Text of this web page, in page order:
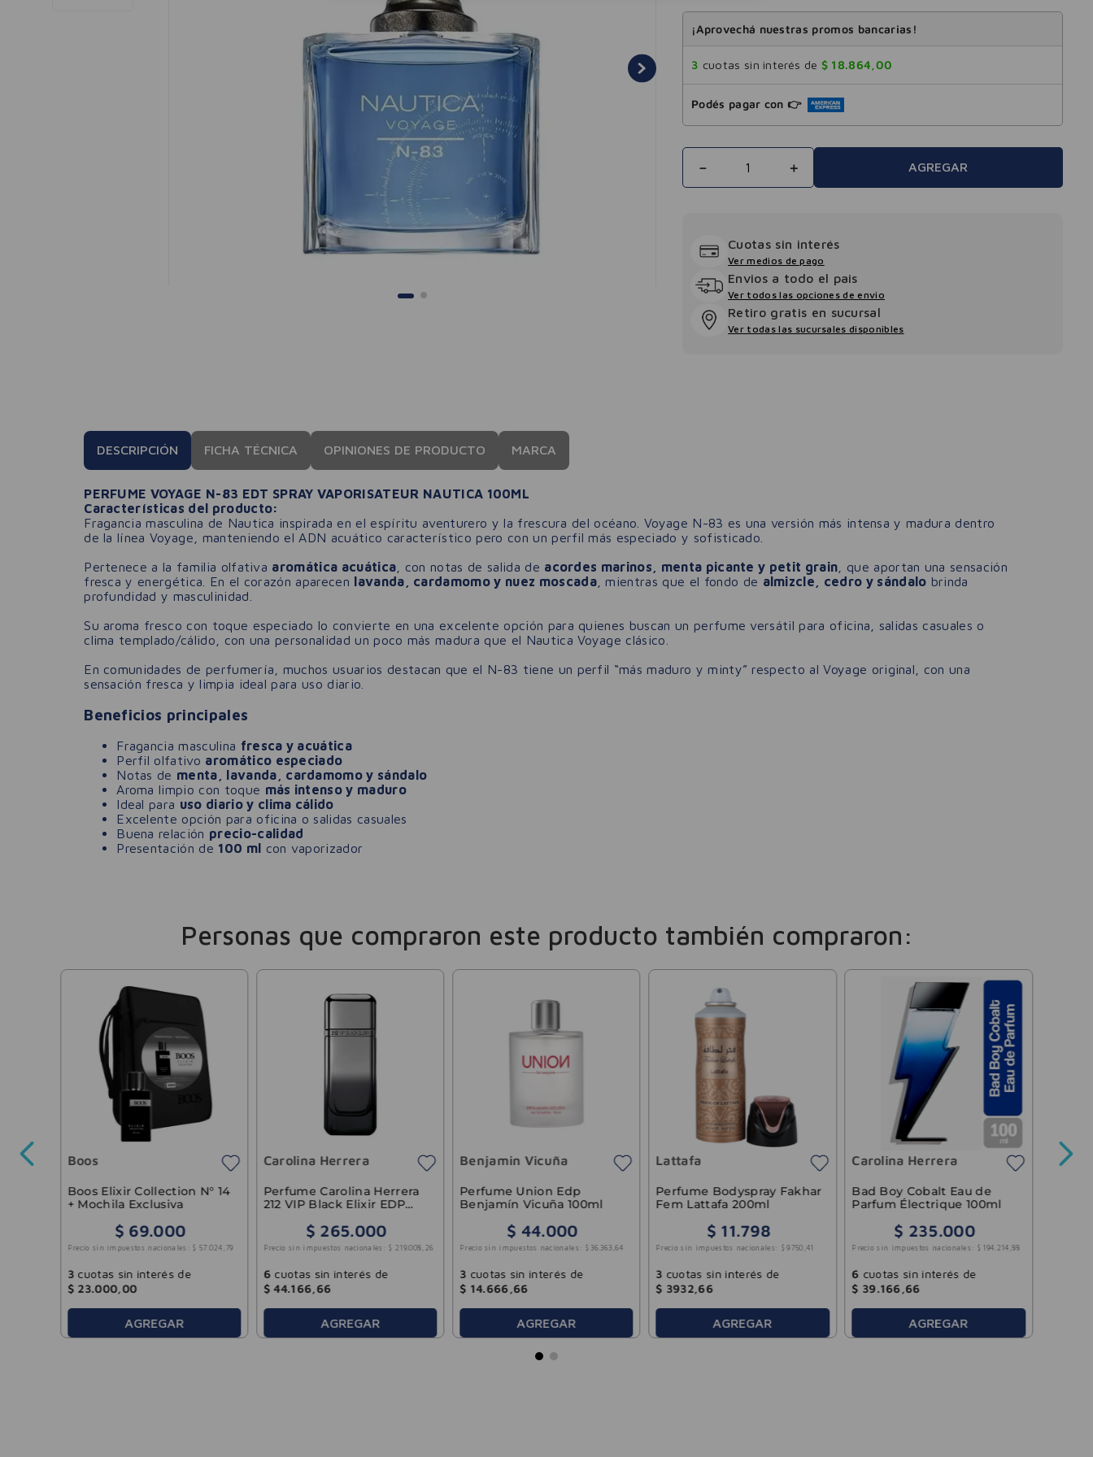
¡Aprovechá nuestras promos bancarias!
3 cuotas sin interés de $ 18.864,00
Podés pagar con 👉
＋
－ AGREGAR
Cuotas sin interés
Ver medios de pago
Envios a todo el pais
Ver todos las opciones de envio
Retiro gratis en sucursal
Ver todas las sucursales disponibles
DESCRIPCIÓN FICHA TÉCNICA OPINIONES DE PRODUCTO MARCA
PERFUME VOYAGE N-83 EDT SPRAY VAPORISATEUR NAUTICA 100ML
Características del producto:
Fragancia masculina de Nautica inspirada en el espíritu aventurero y la frescura del océano. Voyage N-83 es una versión más intensa y madura dentro
de la línea Voyage, manteniendo el ADN acuático característico pero con un perfil más especiado y sofisticado.
Pertenece a la familia olfativa aromática acuática , con notas de salida de acordes marinos, menta picante y petit grain , que aportan una sensación
fresca y energética. En el corazón aparecen lavanda, cardamomo y nuez moscada, mientras que el fondo de almizcle, cedro y sándalo brinda
profundidad y masculinidad.
Su aroma fresco con toque especiado lo convierte en una excelente opción para quienes buscan un perfume versátil para oficina, salidas casuales o
clima templado/cálido, con una personalidad un poco más madura que el Nautica Voyage clásico.
En comunidades de perfumería, muchos usuarios destacan que el N-83 tiene un perfil “más maduro y minty” respecto al Voyage original, con una
sensación fresca y limpia ideal para uso diario.
Beneficios principales
Fragancia masculina fresca y acuática
Perfil olfativo aromático especiado
Notas de menta, lavanda, cardamomo y sándalo
Aroma limpio con toque más intenso y maduro
Ideal para uso diario y clima cálido
Excelente opción para oficina o salidas casuales
Buena relación precio-calidad
Presentación de 100 ml con vaporizador
Personas que compraron este producto también compraron:
Boos
Boos Elixir Collection N° 14
+ Mochila Exclusiva
$ 69.000
Precio sin impuestos nacionales: $ 57 .024 , 79
3 cuotas sin interés de
$ 23.000, 00
AGREGAR
Carolina Herrera
Perfume Carolina Herrera
212 VIP Black Elixir EDP
$ 265.000
Precio sin impuestos nacionales: $ 219.008 , 26
6 cuotas sin interés de
$ 44.166 66
AGREGAR
Benjamin Vicuña
Perfume Union Edp
Benjamín Vicuña 100ml
$ 44.000
Precio sin impuestos nacionales: $ 36 .363 ,64
3 cuotas sin interés de
$ 14.666 ,66
AGREGAR
Lattafa
Perfume Bodyspray Fakhar
Fem Lattafa 200ml
$ 11.798
Precio sin impuestos nacionales: $ 9750 ,41
3 cuotas sin interés de
$ 3932 ,66
AGREGAR
Carolina Herrera
Bad Boy Cobalt Eau de
Parfum Électrique 100ml
$ 235.000
Precio sin impuestos nacionales: $ 194. 214 ,88
6 cuotas sin interés de
$ 39.166 ,66
AGREGAR